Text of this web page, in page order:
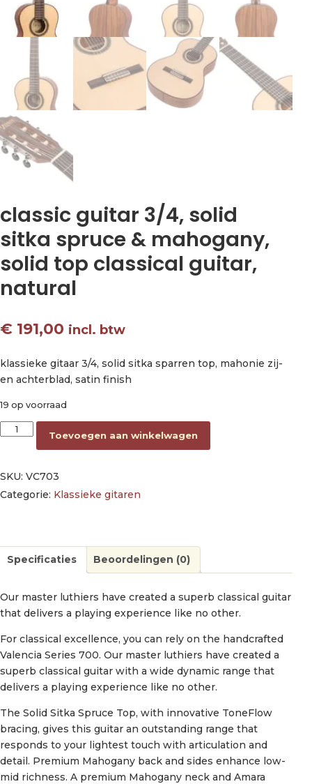
classic guitar 3/4, solid
sitka spruce & mahogany,
solid top classical guitar,
natural
€ 191,00 incl. btw
klassieke gitaar 3/4, solid sitka sparren top, mahonie zij-
en achterblad, satin finish
19 op voorraad
classic guitar 3/4, solid sitka spruce & mahogany, solid top
Toevoegen aan winkelwagen
SKU: VC703
Categorie: Klassieke gitaren
Specificaties Beoordelingen (0)
Our master luthiers have created a superb classical guitar
that delivers a playing experience like no other.
For classical excellence, you can rely on the handcrafted
Valencia Series 700. Our master luthiers have created a
superb classical guitar with a wide dynamic range that
delivers a playing experience like no other.
The Solid Sitka Spruce Top, with innovative ToneFlow
bracing, gives this guitar an outstanding range that
responds to your lightest touch with articulation and
detail. Premium Mahogany back and sides enhance low-
mid richness. A premium Mahogany neck and Amara